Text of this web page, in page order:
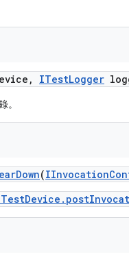
, ITestLogger
。
Down(IInvocation